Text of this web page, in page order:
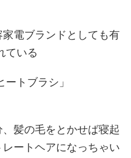
電ブランドとしても有
ている
トブラシ」
髪の毛をとかせば寝起
ートヘアになっちゃい